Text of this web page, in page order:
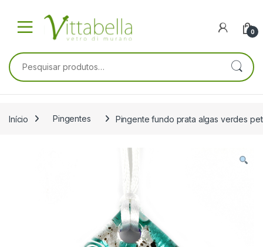
0
Pesquisar por:
Início Pingentes Pingente fundo prata algas verdes